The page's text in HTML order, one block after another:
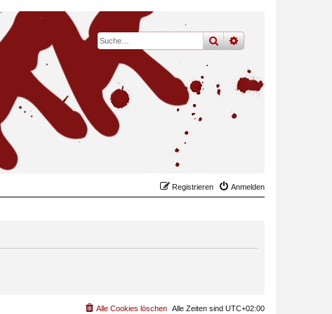
sucheerweiterte
Anmelden
Registrieren
Alle Zeiten sind UTC+02:00
Alle Cookies löschen